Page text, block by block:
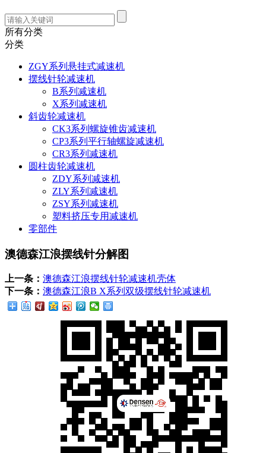
所有分类
分类
ZGY系列悬挂式减速机
摆线针轮减速机
B系列减速机
X系列减速机
斜齿轮减速机
CK3系列螺旋锥齿减速机
CP3系列平行轴螺旋减速机
CR3系列减速机
圆柱齿轮减速机
ZDY系列减速机
ZLY系列减速机
ZSY系列减速机
塑料挤压专用减速机
零部件
澳德森江浪摆线针分解图
上一条： 澳德森江浪摆线针轮减速机壳体
下一条： 澳德森江浪B X系列双级摆线针轮减速机